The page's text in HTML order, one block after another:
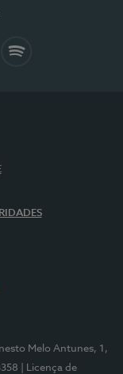
Melo Antunes, 1,
| Licença de